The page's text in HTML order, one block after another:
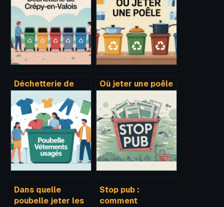
Déchetterie de
horaires, accès et
infos pratiques
Où jeter une poêle
et erreurs à éviter
Dans quelle
poubelle jeter les
Stop pub :
comment